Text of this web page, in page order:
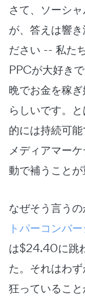
さて、ソーシ
が、答えは響
ださい -- 私た
PPCが大好き
晩でお金を稼
らしいです。
的には持続可
メディアマー
動で補うことが
なぜそう言うの
トパーコンバ
は$24.40に跳
た。それはわ
狂っていること